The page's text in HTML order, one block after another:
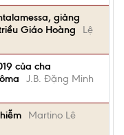
giảng
Giáo Hoàng
Lệ
của cha
J.B. Đặng Minh
Martino Lê